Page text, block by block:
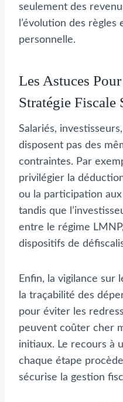
seulement des
l’évolution des
personnelle.
Les Astuces
Stratégie Fiscale
Salariés,
disposent pas des
contraintes. Par
privilégier la
ou la participation aux
tandis que
entre le régime
dispositifs de
Enfin, la vigilance sur
la traçabilité des
pour éviter les
peuvent coûter cher
initiaux. Le recours à
chaque étape
sécurise la gestion